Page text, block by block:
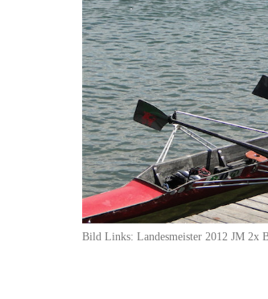
Bild Links: Landesmeister 2012 JM 2x